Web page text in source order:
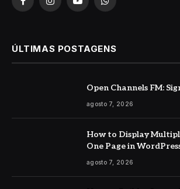
FacebookInstagramYouTubeWhatsApp
ÚLTIMAS POSTAGENS
Open Channels FM:
agosto 7, 2026
How to Display
One Page in
agosto 7, 2026